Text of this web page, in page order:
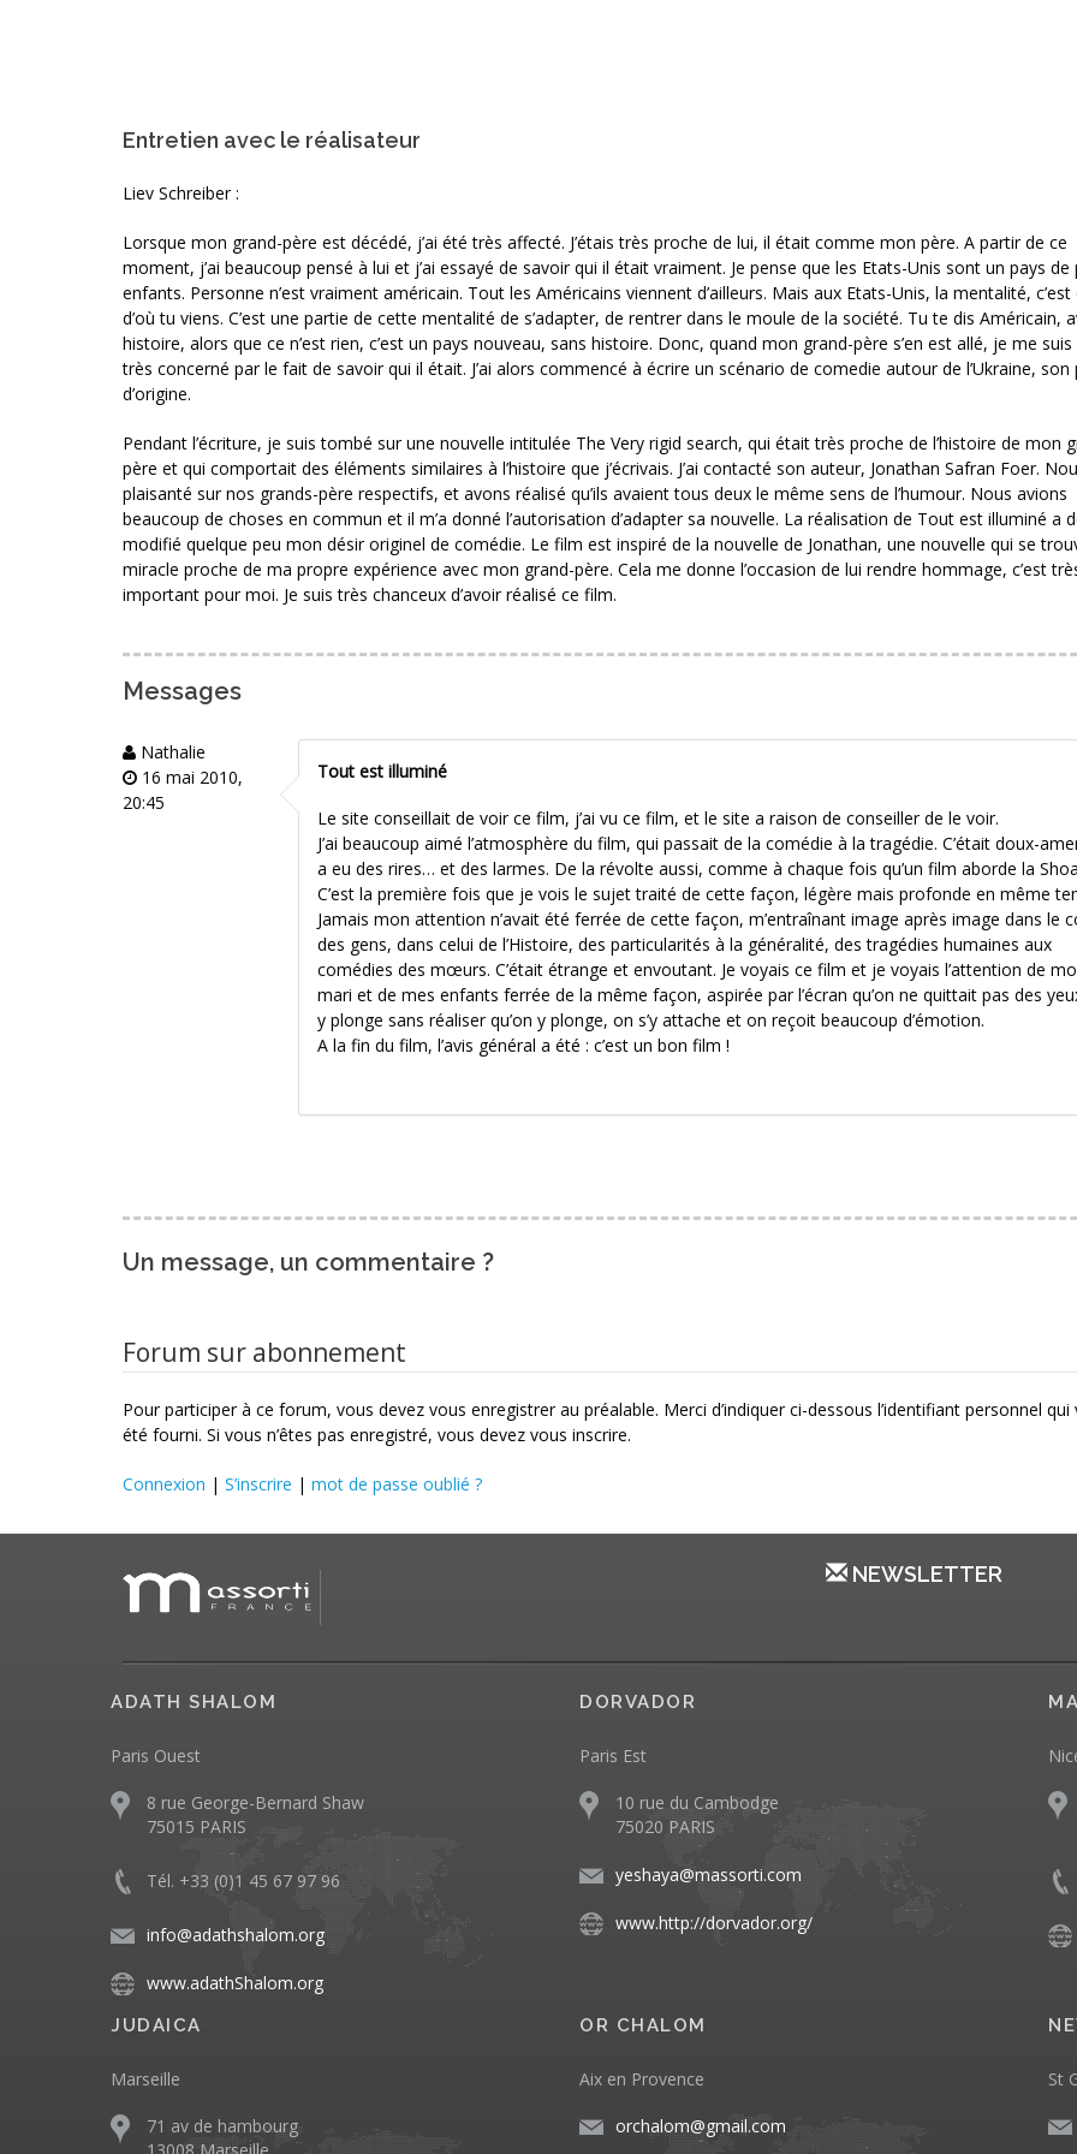
Entretien avec le réalisateur
Liev Schreiber :
Lorsque mon grand-père est décédé, j’ai été très affecté. J’étais très proche de lui, il était comme mon père. A partir de ce
moment, j’ai beaucoup pensé à lui et j’ai essayé de savoir qui il était vraiment. Je pense que les Etats-Unis sont un pays de
enfants. Personne n’est vraiment américain. Tout les Américains viennent d’ailleurs. Mais aux Etats-Unis, la mentalité, c’est
d’où tu viens. C’est une partie de cette mentalité de s’adapter, de rentrer dans le moule de la société. Tu te dis Américain,
histoire, alors que ce n’est rien, c’est un pays nouveau, sans histoire. Donc, quand mon grand-père s’en est allé, je me suis
très concerné par le fait de savoir qui il était. J’ai alors commencé à écrire un scénario de comedie autour de l’Ukraine, son
d’origine.
Pendant l’écriture, je suis tombé sur une nouvelle intitulée The Very rigid search, qui était très proche de l’histoire de mon
père et qui comportait des éléments similaires à l’histoire que j’écrivais. J’ai contacté son auteur, Jonathan Safran Foer.
plaisanté sur nos grands-père respectifs, et avons réalisé qu’ils avaient tous deux le même sens de l’humour. Nous avions
beaucoup de choses en commun et il m’a donné l’autorisation d’adapter sa nouvelle. La réalisation de Tout est illuminé a
modifié quelque peu mon désir originel de comédie. Le film est inspiré de la nouvelle de Jonathan, une nouvelle qui se
miracle proche de ma propre expérience avec mon grand-père. Cela me donne l’occasion de lui rendre hommage, c’est
important pour moi. Je suis très chanceux d’avoir réalisé ce film.
Messages
Nathalie
16 mai 2010,
20:45
Tout est illuminé
Le site conseillait de voir ce film, j’ai vu ce film, et le site a raison de conseiller de le voir.
J’ai beaucoup aimé l’atmosphère du film, qui passait de la comédie à la tragédie. C’était doux-
a eu des rires… et des larmes. De la révolte aussi, comme à chaque fois qu’un film aborde la
C’est la première fois que je vois le sujet traité de cette façon, légère mais profonde en même
Jamais mon attention n’avait été ferrée de cette façon, m’entraînant image après image dans le
des gens, dans celui de l’Histoire, des particularités à la généralité, des tragédies humaines aux
comédies des mœurs. C’était étrange et envoutant. Je voyais ce film et je voyais l’attention de
mari et de mes enfants ferrée de la même façon, aspirée par l’écran qu’on ne quittait pas des
y plonge sans réaliser qu’on y plonge, on s’y attache et on reçoit beaucoup d’émotion.
A la fin du film, l’avis général a été : c’est un bon film !
Un message, un commentaire ?
Forum sur abonnement
Pour participer à ce forum, vous devez vous enregistrer au préalable. Merci d’indiquer ci-dessous l’identifiant personnel qui
été fourni. Si vous n’êtes pas enregistré, vous devez vous inscrire.
Connexion | S’inscrire | mot de passe oublié ?
NEWSLETTER
ADATH SHALOM
Paris Ouest
8 rue George-Bernard Shaw
75015 PARIS
Tél. +33 (0)1 45 67 97 96
info@adathshalom.org
www.adathShalom.org
DORVADOR
Paris Est
10 rue du Cambodge
75020 PARIS
yeshaya@massorti.com
www.http://dorvador.org/
JUDAICA
Marseille
71 av de hambourg
OR CHALOM
Aix en Provence
orchalom@gmail.com
St